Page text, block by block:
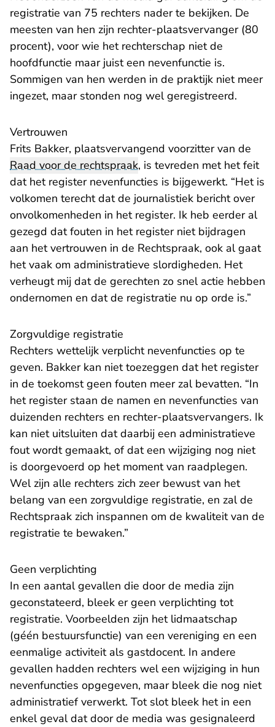
registratie van 75 rechters nader te bekijken. De
meesten van hen zijn rechter-plaatsvervanger (80
procent), voor wie het rechterschap niet de
hoofdfunctie maar juist een nevenfunctie is.
Sommigen van hen werden in de praktijk niet meer
ingezet, maar stonden nog wel geregistreerd.
Vertrouwen
Frits Bakker, plaatsvervangend voorzitter van de
Raad voor de rechtspraak, is tevreden met het feit
dat het register nevenfuncties is bijgewerkt. “Het is
volkomen terecht dat de journalistiek bericht over
onvolkomenheden in het register. Ik heb eerder al
gezegd dat fouten in het register niet bijdragen
aan het vertrouwen in de Rechtspraak, ook al gaat
het vaak om administratieve slordigheden. Het
verheugt mij dat de gerechten zo snel actie hebben
ondernomen en dat de registratie nu op orde is.”
Zorgvuldige registratie
Rechters wettelijk verplicht nevenfuncties op te
geven. Bakker kan niet toezeggen dat het register
in de toekomst geen fouten meer zal bevatten. “In
het register staan de namen en nevenfuncties van
duizenden rechters en rechter-plaatsvervangers. Ik
kan niet uitsluiten dat daarbij een administratieve
fout wordt gemaakt, of dat een wijziging nog niet
is doorgevoerd op het moment van raadplegen.
Wel zijn alle rechters zich zeer bewust van het
belang van een zorgvuldige registratie, en zal de
Rechtspraak zich inspannen om de kwaliteit van de
registratie te bewaken.”
Geen verplichting
In een aantal gevallen die door de media zijn
geconstateerd, bleek er geen verplichting tot
registratie. Voorbeelden zijn het lidmaatschap
(géén bestuursfunctie) van een vereniging en een
eenmalige activiteit als gastdocent. In andere
gevallen hadden rechters wel een wijziging in hun
nevenfuncties opgegeven, maar bleek die nog niet
administratief verwerkt. Tot slot bleek het in een
enkel geval dat door de media was gesignaleerd